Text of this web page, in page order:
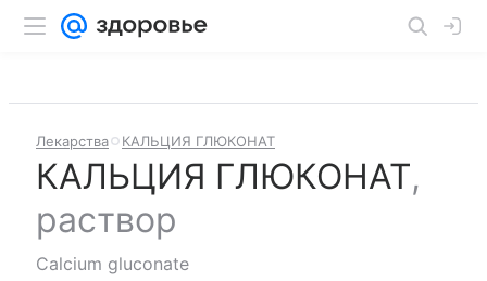
Лекарства КАЛЬЦИЯ ГЛЮКОНАТ
КАЛЬЦИЯ ГЛЮКОНАТ,
раствор
Calcium gluconate